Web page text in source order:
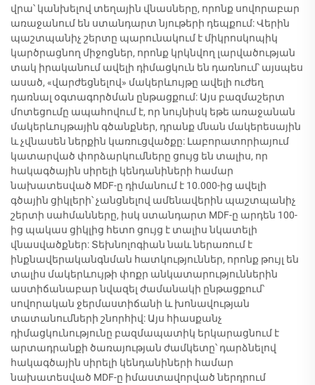
վրա՝ կանխելով տեղային վնասները, որոնք սովորաբար
առաջանում են ստանդարտ նյութերի դեպքում: Վերին
պաշտպանիչ շերտը պարունակում է միկրոսկոպիկ
կարծրացնող միջոցներ, որոնք կրկնվող լարվածության
տակ իրականում ավելի դիմացկուն են դառնում՝ այսպես
ասած, «վարժեցնելով» մակերևույթը ավելի ուժեղ
դառնալ օգտագործման ընթացքում: Այս բազմաշերտ
մոտեցումը ապահովում է, որ նույնիսկ եթե առաջանան
մակերևույթային գծանքներ, դրանք մնան մակերեսային
և չվնասեն ներքին կառուցվածքը: Լաբորատորիայում
կատարված փորձարկումները ցույց են տալիս, որ
հակագծային սիրելի կենդանիների համար
նախատեսված MDF-ը դիմանում է 10.000-ից ավելի
գծային ցիկլերի՝ չանցնելով ամենավերին պաշտպանիչ
շերտի սահմանները, իսկ ստանդարտ MDF-ը արդեն 100-
ից պակաս ցիկլից հետո ցույց է տալիս նկատելի
վնասվածքներ: Տեխնոլոգիան նաև ներառում է
ինքնավերականգնման հատկություններ, որոնք թույլ են
տալիս մակերևույթի փոքր անկատարություններին
աստիճանաբար նվազել ժամանակի ընթացքում՝
սովորական ջերմաստիճանի և խոնավության
տատանումների շնորհիվ: Այս հիասքանչ
դիմացկունությունը բազմապատիկ երկարացնում է
արտադրանքի ծառայության ժամկետը՝ դարձնելով
հակագծային սիրելի կենդանիների համար
նախատեսված MDF-ը իմաստավորված ներդրում